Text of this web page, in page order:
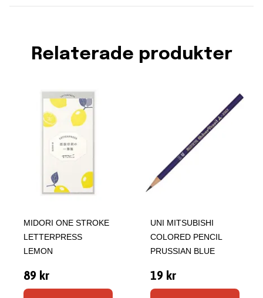
Relaterade produkter
MIDORI ONE STROKE
LETTERPRESS
LEMON
89 kr
UNI MITSUBISHI
COLORED PENCIL
PRUSSIAN BLUE
19 kr